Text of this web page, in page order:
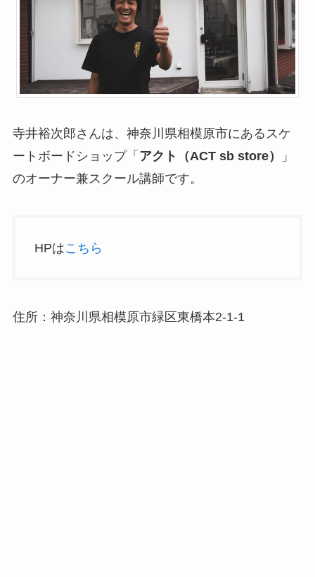
寺井裕次郎さんは、神奈川県相模原市にあるスケ
ートボードショップ「 アクト（ACT sb store）
」
のオーナー兼スクール講師です。
HPはこちら
住所：神奈川県相模原市緑区東橋本2-1-1